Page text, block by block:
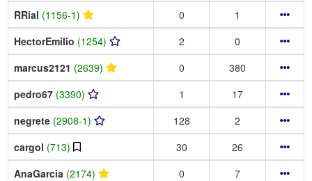
RRial (1156-1) 0
1
HectorEmilio (1254) 2
0
marcus2121 (2639) 0
380
pedro67 (3390) 1
17
negrete (2908-1) 128
2
cargol (713) 30
26
AnaGarcia (2174) 0
7